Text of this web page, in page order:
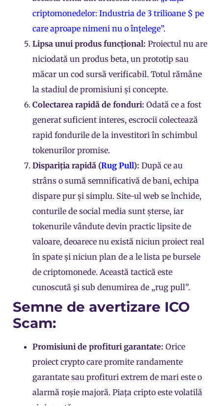
criptomonedelor: Industria de 3 trilioane $ pe
care aproape nimeni nu o înțelege”.
Lipsa unui produs funcțional: Proiectul nu are
niciodată un produs beta, un prototip sau
măcar un cod sursă verificabil. Totul rămâne
la stadiul de promisiuni și concepte.
Colectarea rapidă de fonduri: Odată ce a fost
generat suficient interes, escrocii colectează
rapid fondurile de la investitori în schimbul
tokenurilor promise.
Dispariția rapidă (Rug Pull): După ce au
strâns o sumă semnificativă de bani, echipa
dispare pur și simplu. Site-ul web se închide,
conturile de social media sunt șterse, iar
tokenurile vândute devin practic lipsite de
valoare, deoarece nu există niciun proiect real
în spate și niciun plan de a le lista pe bursele
de criptomonede. Această tactică este
cunoscută și sub denumirea de „rug pull”.
Semne de avertizare ICO
Scam:
Promisiuni de profituri garantate: Orice
proiect crypto care promite randamente
garantate sau profituri extrem de mari este o
alarmă roșie majoră. Piața cripto este volatilă